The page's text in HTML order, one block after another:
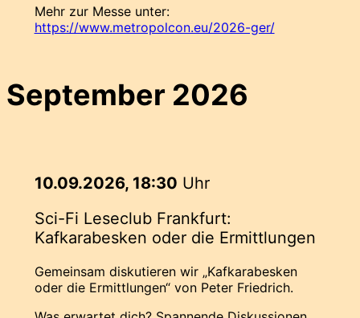
Mehr zur Messe unter:
https://www.metropolcon.eu/2026-ger/
September 2026
10.09.2026, 18:30 Uhr
Sci-Fi Leseclub Frankfurt:
Kafkarabesken oder die Ermittlungen
Gemeinsam diskutieren wir „Kafkarabesken
oder die Ermittlungen“ von Peter Friedrich.